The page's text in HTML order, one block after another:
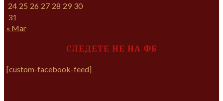
24 25 26 27 28 29 30
31
« Mar
СЛЕДЕТЕ НЕ НА ФБ
[custom-facebook-feed]